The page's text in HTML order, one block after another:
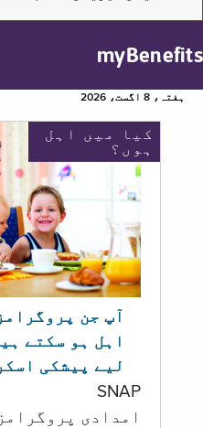
myBenefits
ہفتہ، 8 اگست، 2026
کیا میں اہل
ہوں؟
آپ جن
اہل ہو سکتے
لیے پیشکی
SNAP
امدادی پروگرامز